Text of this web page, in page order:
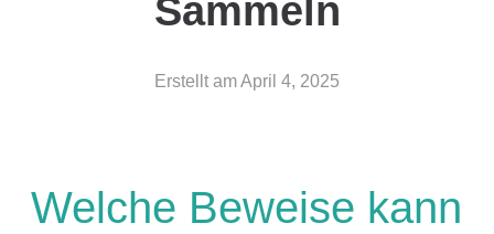
Sammeln
Erstellt amApril 4, 2025
Welche Beweise kann